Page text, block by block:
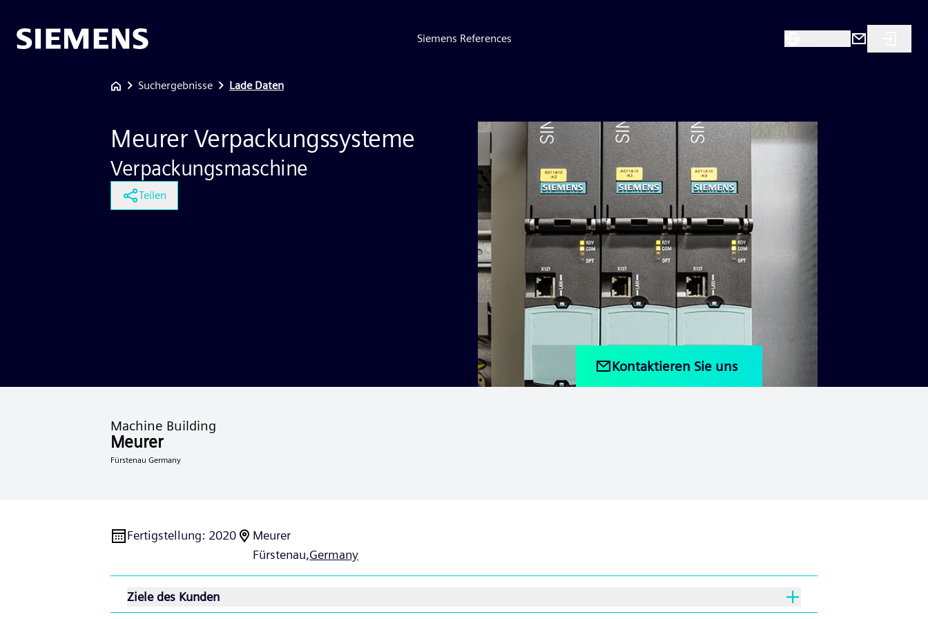
Siemens References
Suchergebnisse Lade Daten
Meurer Verpackungssysteme
Verpackungsmaschine
Teilen
Kontaktieren Sie uns
Machine Building
Meurer
Fürstenau Germany
Fertigstellung: 2020
Meurer
Fürstenau,Germany
Ziele des Kunden